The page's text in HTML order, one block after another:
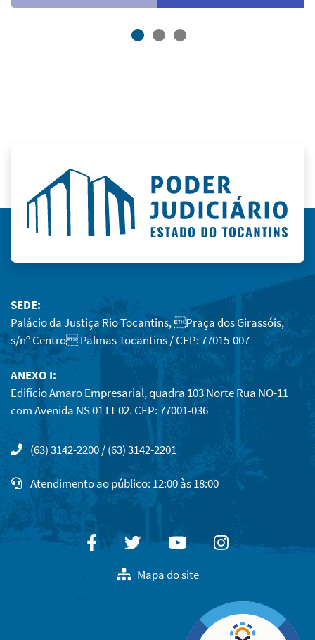
SEDE:
Palácio da Justiça Rio Tocantins, Praça dos Girassóis,
s/nº Centro Palmas Tocantins / CEP: 77015-007
ANEXO I:
Edifício Amaro Empresarial, quadra 103 Norte Rua NO-11
com Avenida NS 01 LT 02. CEP: 77001-036
(63) 3142-2200 / (63) 3142-2201
Atendimento ao público: 12:00 às 18:00
FacebookTwitterYoutubeInstagram
Mapa do site